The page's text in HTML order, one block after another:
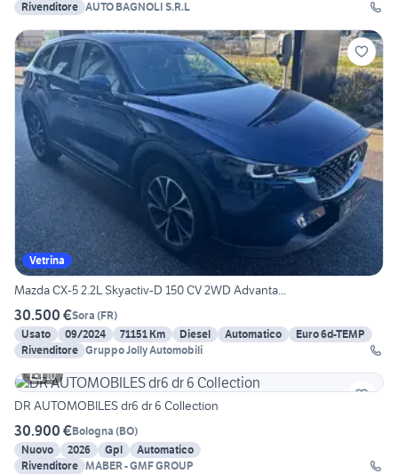
Rivenditore AUTO BAGNOLI S.R.L
Vetrina
Mazda CX-5 2.2L Skyactiv-D 150 CV 2WD Advanta...
30.500 €Sora (FR)
Usato
09/2024 71151 Km Diesel Automatico
Euro 6d-TEMP
Rivenditore Gruppo Jolly Automobili
10
DR AUTOMOBILES dr6 dr 6 Collection
30.900 €Bologna (BO)
Nuovo
2026 Gpl
Automatico
Rivenditore MABER - GMF GROUP